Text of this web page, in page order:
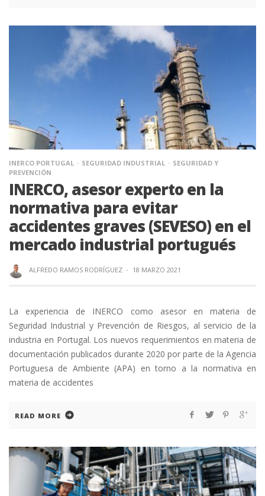
INERCO PORTUGAL SEGURIDAD INDUSTRIAL
SEGURIDAD Y
PREVENCIÓN
INERCO, asesor experto en la
normativa para evitar
accidentes graves (SEVESO) en el
mercado industrial portugués
ALFREDO RAMOS RODRÍGUEZ · 18 MARZO 2021
La experiencia de INERCO como asesor en materia de
Seguridad Industrial y Prevención de Riesgos, al servicio de la
industria en Portugal. Los nuevos requerimientos en materia de
documentación publicados durante 2020 por parte de la Agencia
Portuguesa de Ambiente (APA) en torno a la normativa en
materia de accidentes
READ MORE